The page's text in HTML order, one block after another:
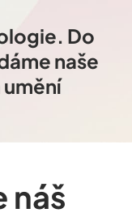
Do
naše